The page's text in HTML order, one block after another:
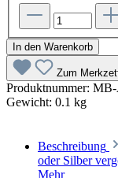
In den Warenkorb
Zum
Produktnummer: MB-
Gewicht: 0.1 kg
Beschreibung
oder Silber
Mehr